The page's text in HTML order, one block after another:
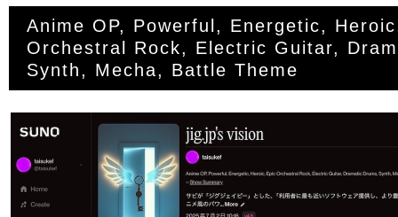
Anime OP, Powerful, Energetic,
Orchestral Rock, Electric Guitar,